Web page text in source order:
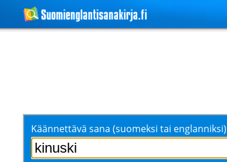
Käännettävä sana (suomeksi tai